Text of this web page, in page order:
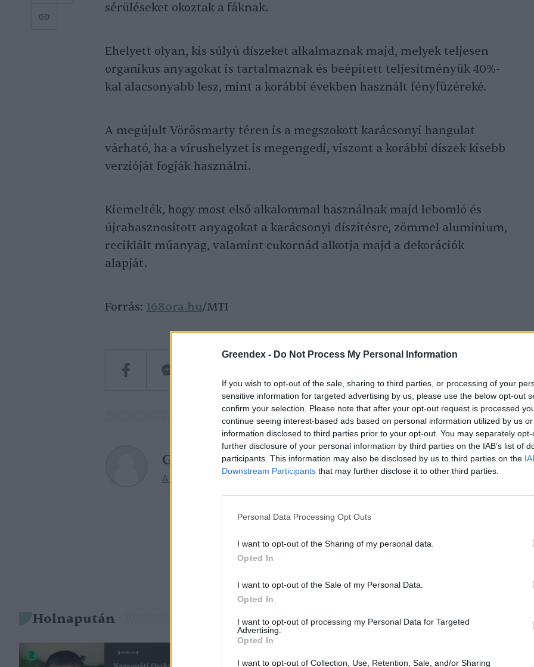
Greendex - Do Not Process My Personal Information
If you wish to opt-out of the sale, sharing to third parties, or processing of your
sensitive information for targeted advertising by us, please use the below opt-out
confirm your selection. Please note that after your opt-out request is processed
continue seeing interest-based ads based on personal information utilized by us
information disclosed to third parties prior to your opt-out. You may separately
further disclosure of your personal information by third parties on the IAB’s list of
participants. This information may also be disclosed by us to third parties on the
Downstream Participants that may further disclose it to other third parties.
Personal Data Processing Opt Outs
I want to opt-out of the Sharing of my personal data.
Opted In
I want to opt-out of the Sale of my Personal Data.
Opted In
I want to opt-out of processing my Personal Data for Targeted
Advertising.
Opted In
I want to opt-out of Collection, Use, Retention, Sale, and/or Sharing
sérüléseket okoztak a fáknak.
Ehelyett olyan, kis súlyú díszeket alkalmaznak majd, melyek teljesen
organikus anyagokat is tartalmaznak és beépített teljesítményük 40%-
kal alacsonyabb lesz, mint a korábbi években használt fényfüzéreké.
A megújult Vörösmarty téren is a megszokott karácsonyi hangulat
várható, ha a vírushelyzet is megengedi, viszont a korábbi díszek kisebb
verzióját fogják használni.
Kiemelték, hogy most első alkalommal használnak majd lebomló és
újrahasznosított anyagokat a karácsonyi díszítésre, zömmel alumínium,
reciklált műanyag, valamint cukornád alkotja majd a dekorációk
alapját.
Forrás: 168ora.hu/MTI
Greendex Szemle
A szerző további cikkei
Holnapután